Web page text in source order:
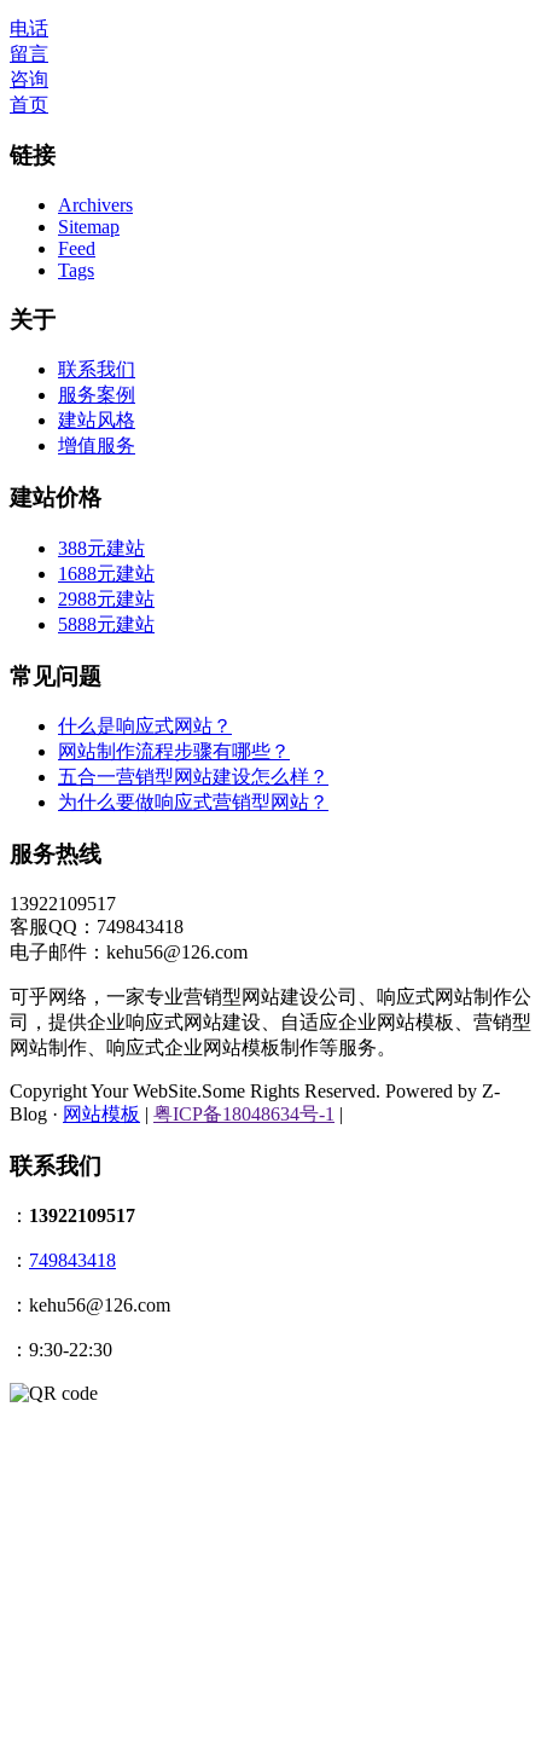
电话
留言
咨询
首页
链接
Archivers
Sitemap
Feed
Tags
关于
联系我们
服务案例
建站风格
增值服务
建站价格
388元建站
1688元建站
2988元建站
5888元建站
常见问题
什么是响应式网站？
网站制作流程步骤有哪些？
五合一营销型网站建设怎么样？
为什么要做响应式营销型网站？
服务热线
13922109517
客服QQ：749843418
电子邮件：kehu56@126.com
可乎网络，一家专业营销型网站建设公司、响应式网站制作公
司，提供企业响应式网站建设、自适应企业网站模板、营销型
网站制作、响应式企业网站模板制作等服务。
Copyright Your WebSite.Some Rights Reserved. Powered by Z-
Blog · 网站模板 | 粤ICP备18048634号-1 |
联系我们
： 13922109517
： 749843418
：kehu56@126.com
：9:30-22:30